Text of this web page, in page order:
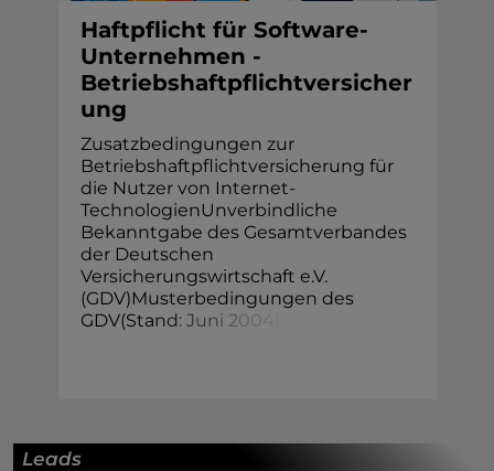
Haftpflicht für Software-
Unternehmen -
Betriebshaftpflichtversicher
ung
Zusatzbedingungen zur
Betriebshaftpflichtversicherung für
die Nutzer von Internet-
TechnologienUnverbindliche
Bekanntgabe des Gesamtverbandes
der Deutschen
Versicherungswirtschaft e.V.
(GDV)Musterbedingungen des
GDV(Stand: Juni 200
Leads